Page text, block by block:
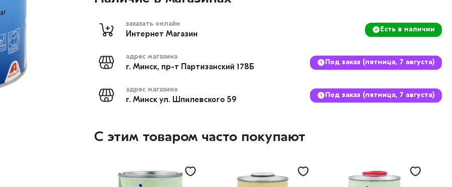
заказать онлайн
Интернет Магазин
Есть в наличии
адрес магазина
г. Минск, пр-т Партизанский 178Б
Под заказ (пятница, 7 августа)
адрес магазина
г. Минск ул. Шпилевского 59
Под заказ (пятница, 7 августа)
С этим товаром часто покупают